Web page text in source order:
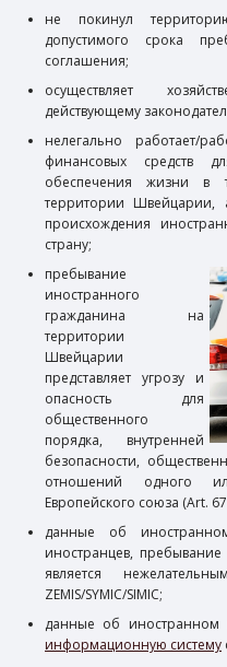
не покинул
допустимого срока
соглашения;
осуществляет
действующему
нелегально работает/
финансовых средств
обеспечения жизни в
территории Швейцарии,
происхождения
страну;
​пребывание
иностранного
гражданина на
территории
Швейцарии
представляет угрозу и
опасность для
общественного
порядка, внутренней
безопасности,
отношений одного
Европейского союза (Art.
данные об
иностранцев,
является
ZEMIS/SYMIC/SIMIC;
данные об иностранном
информационную систему